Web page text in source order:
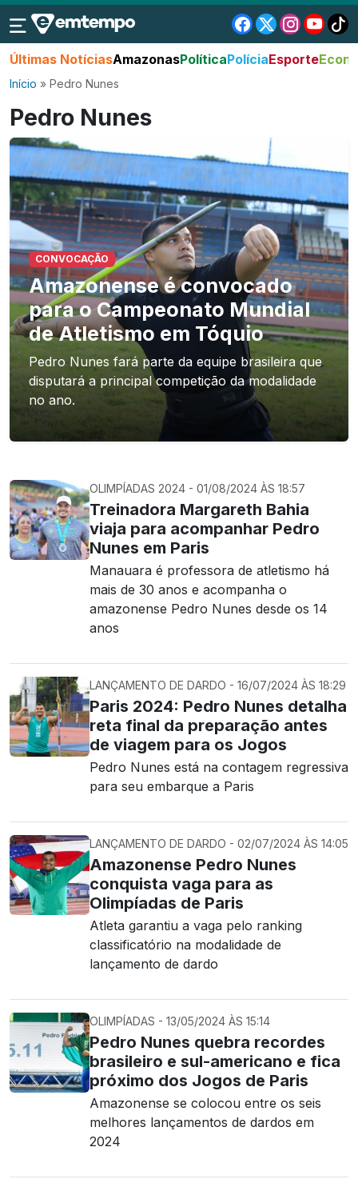
Últimas NotíciasAmazonasPolíticaPolíciaEsporte
Início » Pedro Nunes
Pedro Nunes
CONVOCAÇÃO
Amazonense é convocado
para o Campeonato Mundial
de Atletismo em Tóquio
Pedro Nunes fará parte da equipe brasileira que
disputará a principal competição da modalidade
no ano.
OLIMPÍADAS 2024 - 01/08/2024 ÀS 18:57
Treinadora Margareth Bahia
viaja para acompanhar Pedro
Nunes em Paris
Manauara é professora de atletismo há
mais de 30 anos e acompanha o
amazonense Pedro Nunes desde os 14
anos
LANÇAMENTO DE DARDO - 16/07/2024 ÀS 18:29
Paris 2024: Pedro Nunes detalha
reta final da preparação antes
de viagem para os Jogos
Pedro Nunes está na contagem regressiva
para seu embarque a Paris
LANÇAMENTO DE DARDO - 02/07/2024 ÀS 14:05
Amazonense Pedro Nunes
conquista vaga para as
Olimpíadas de Paris
Atleta garantiu a vaga pelo ranking
classificatório na modalidade de
lançamento de dardo
OLIMPÍADAS - 13/05/2024 ÀS 15:14
Pedro Nunes quebra recordes
brasileiro e sul-americano e fica
próximo dos Jogos de Paris
Amazonense se colocou entre os seis
melhores lançamentos de dardos em
2024